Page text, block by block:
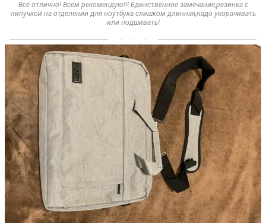
Всё отлично! Всем рекомендую!!! Единственное замечание,резинка с
липучкой на отделении для ноутбука слишком длинная,надо укорачивать
или подшивать!